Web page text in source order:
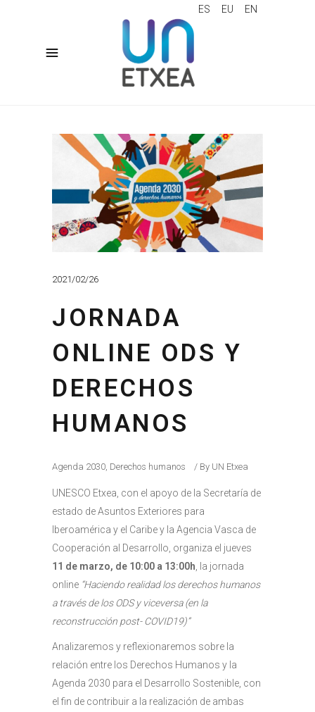
ES EU EN
2021/02/26
JORNADA
ONLINE ODS Y
DERECHOS
HUMANOS
Agenda 2030, Derechos humanos By UN Etxea
UNESCO Etxea, con el apoyo de la Secretaría de
estado de Asuntos Exteriores para
Iberoamérica y el Caribe y la Agencia Vasca de
Cooperación al Desarrollo, organiza el jueves
11 de marzo, de 10:00 a 13:00h, la jornada
online “Haciendo realidad los derechos humanos
a través de los ODS y viceversa (en la
reconstrucción post- COVID19)”
Analizaremos y reflexionaremos sobre la
relación entre los Derechos Humanos y la
Agenda 2030 para el Desarrollo Sostenible, con
el fin de contribuir a la realización de ambas